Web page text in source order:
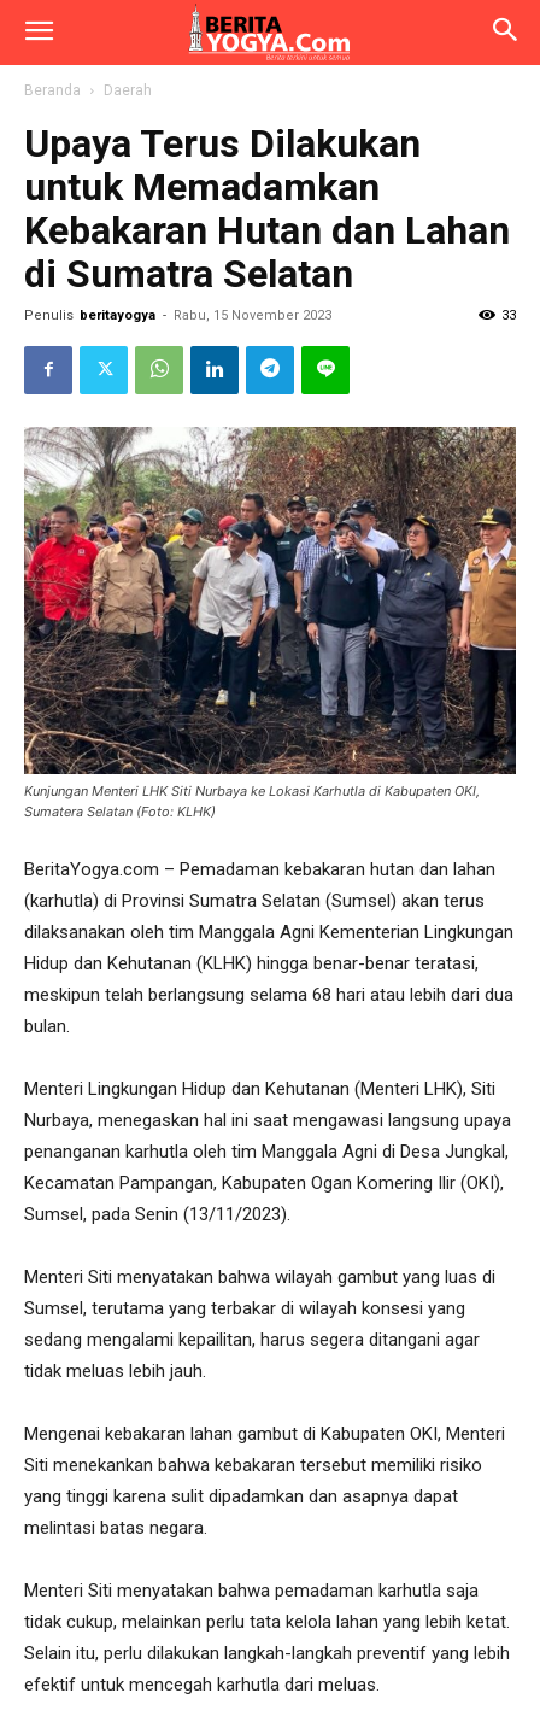
Beranda Daerah
Upaya Terus Dilakukan
untuk Memadamkan
Kebakaran Hutan dan Lahan
di Sumatra Selatan
Penulis beritayogya - Rabu, 15 November 2023 33
Kunjungan Menteri LHK Siti Nurbaya ke Lokasi Karhutla di Kabupaten OKI,
Sumatera Selatan (Foto: KLHK)
BeritaYogya.com – Pemadaman kebakaran hutan dan lahan
(karhutla) di Provinsi Sumatra Selatan (Sumsel) akan terus
dilaksanakan oleh tim Manggala Agni Kementerian Lingkungan
Hidup dan Kehutanan (KLHK) hingga benar-benar teratasi,
meskipun telah berlangsung selama 68 hari atau lebih dari dua
bulan.
Menteri Lingkungan Hidup dan Kehutanan (Menteri LHK), Siti
Nurbaya, menegaskan hal ini saat mengawasi langsung upaya
penanganan karhutla oleh tim Manggala Agni di Desa Jungkal,
Kecamatan Pampangan, Kabupaten Ogan Komering Ilir (OKI),
Sumsel, pada Senin (13/11/2023).
Menteri Siti menyatakan bahwa wilayah gambut yang luas di
Sumsel, terutama yang terbakar di wilayah konsesi yang
sedang mengalami kepailitan, harus segera ditangani agar
tidak meluas lebih jauh.
Mengenai kebakaran lahan gambut di Kabupaten OKI, Menteri
Siti menekankan bahwa kebakaran tersebut memiliki risiko
yang tinggi karena sulit dipadamkan dan asapnya dapat
melintasi batas negara.
Menteri Siti menyatakan bahwa pemadaman karhutla saja
tidak cukup, melainkan perlu tata kelola lahan yang lebih ketat.
Selain itu, perlu dilakukan langkah-langkah preventif yang lebih
efektif untuk mencegah karhutla dari meluas.